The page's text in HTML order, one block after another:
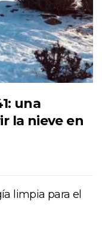
una
la nieve en
limpia para el